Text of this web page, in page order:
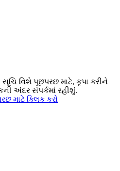
વિશે પૂછપરછ માટે, કૃપા કરીને
અંદર સંપર્કમાં રહીશું.